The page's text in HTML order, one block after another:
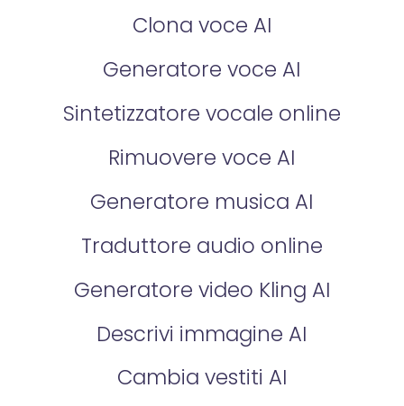
Clona voce AI
Generatore voce AI
Sintetizzatore vocale online
Rimuovere voce AI
Generatore musica AI
Traduttore audio online
Generatore video Kling AI
Descrivi immagine AI
Cambia vestiti AI